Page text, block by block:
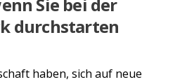
durchstarten
haben, sich auf neue